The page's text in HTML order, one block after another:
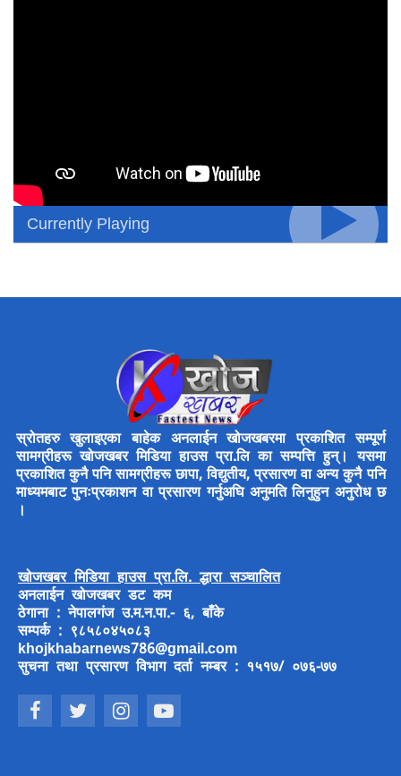
Currently Playing
स्रोतहरु खुलाइएका बाहेक अनलाईन खोजखबरमा प्रकाशित सम्पूर्ण
सामग्रीहरू खोजखबर मिडिया हाउस प्रा.लि का सम्पत्ति हुन्। यसमा
प्रकाशित कुनै पनि सामग्रीहरू छापा, विद्युतीय, प्रसारण वा अन्य कुनै पनि
माध्यमबाट पुनःप्रकाशन वा प्रसारण गर्नुअघि अनुमति लिनुहुन अनुरोध छ
।
खोजखबर मिडिया हाउस प्रा.लि. द्धारा सञ्चालित
अनलाईन खोजखबर डट कम
ठेगाना : नेपालगंज उ.म.न.पा.- ६, बाँके
सम्पर्क : ९८५८०४५०८३
khojkhabarnews786@gmail.com
सुचना तथा प्रसारण विभाग दर्ता नम्बर : १५१७/ ०७६-७७